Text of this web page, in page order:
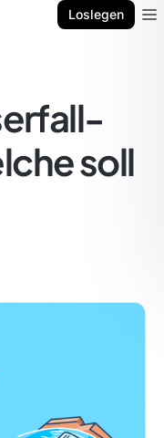
Loslegen
soll